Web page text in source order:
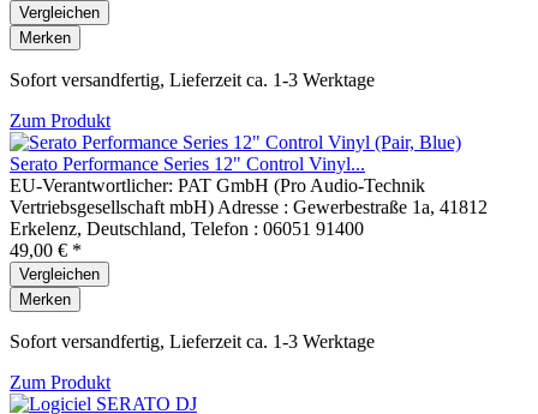
Vergleichen
Merken
Sofort versandfertig, Lieferzeit ca. 1-3 Werktage
Zum Produkt
Serato Performance Series 12" Control Vinyl...
EU-Verantwortlicher: PAT GmbH (Pro Audio-Technik
Vertriebsgesellschaft mbH) Adresse : Gewerbestraße 1a, 41812
Erkelenz, Deutschland, Telefon : 06051 91400
49,00 € *
Vergleichen
Merken
Sofort versandfertig, Lieferzeit ca. 1-3 Werktage
Zum Produkt